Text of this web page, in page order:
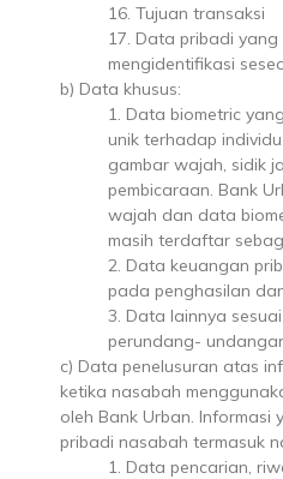
16. Tujuan transaksi
17. Data pribadi
mengidentifikasi
b) Data khusus:
1. Data biometric
unik terhadap
gambar wajah, sidik
pembicaraan. Bank
wajah dan data
masih terdaftar
2. Data keuangan
pada penghasilan
3. Data lainnya
perundang-
c) Data penelusuran atas
ketika nasabah
oleh Bank Urban.
pribadi nasabah termasuk
1. Data pencarian,